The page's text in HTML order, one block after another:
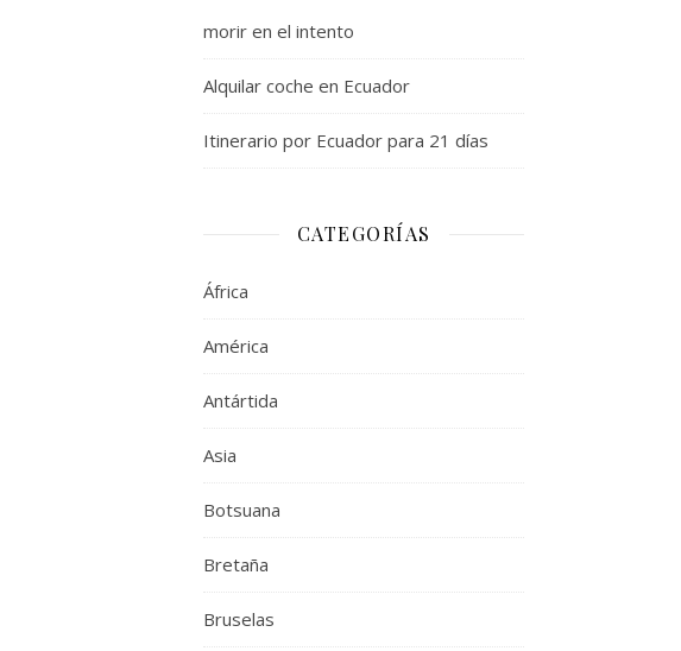
morir en el intento
Alquilar coche en Ecuador
Itinerario por Ecuador para 21 días
CATEGORÍAS
África
América
Antártida
Asia
Botsuana
Bretaña
Bruselas